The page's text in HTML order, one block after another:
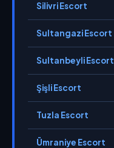
Silivri Escort
Sultangazi Escort
Sultanbeyli Escort
Şişli Escort
Tuzla Escort
Ümraniye Escort